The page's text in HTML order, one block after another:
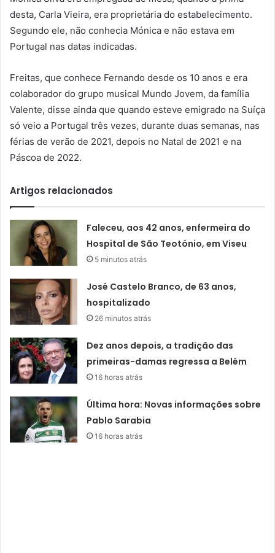
desta, Carla Vieira, era proprietária do estabelecimento.
Segundo ele, não conhecia Mónica e não estava em
Portugal nas datas indicadas.
Freitas, que conhece Fernando desde os 10 anos e era
colaborador do grupo musical Mundo Jovem, da família
Valente, disse ainda que quando esteve emigrado na Suíça
só veio a Portugal três vezes, durante duas semanas, nas
férias de verão de 2021, depois no Natal de 2021 e na
Páscoa de 2022.
Artigos relacionados
Faleceu, aos 42 anos, enfermeira do
Hospital de São Teotónio, em Viseu
5 minutos atrás
José Castelo Branco, de 63 anos,
hospitalizado
26 minutos atrás
Dez anos depois, a tradição das
primeiras-damas regressa a Belém
16 horas atrás
Última hora: Novas informações sobre
Pablo Sarabia
16 horas atrás